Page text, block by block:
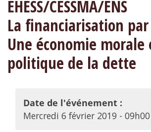
EHESS/CESSMA/ENS
La financiarisation
Une économie morale
politique de la dette
Date de l'événement :
Mercredi 6 février 2019 - 09h00